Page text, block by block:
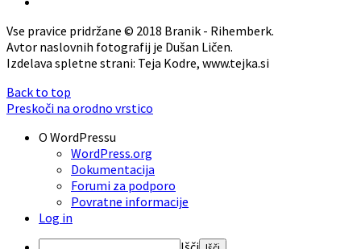
Vse pravice pridržane © 2018 Branik - Rihemberk.
Avtor naslovnih fotografij je Dušan Ličen.
Izdelava spletne strani: Teja Kodre, www.tejka.si
Back to top
Preskoči na orodno vrstico
O WordPressu
WordPress.org
Dokumentacija
Forumi za podporo
Povratne informacije
Log in